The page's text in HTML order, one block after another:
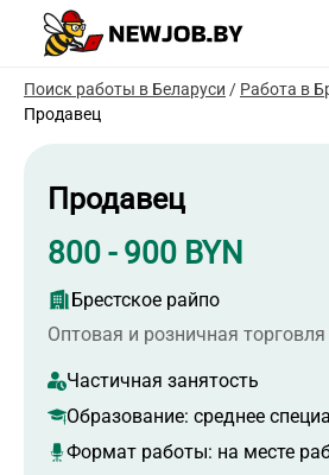
Поиск работы в Беларуси / Работа в
Продавец
Продавец
800 - 900 BYN
Брестское райпо
Оптовая и розничная торговля
Частичная занятость
Образование: среднее
Формат работы: на месте